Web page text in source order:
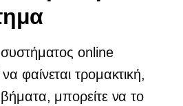
online
φαίνεται τρομακτική,
μπορείτε να το